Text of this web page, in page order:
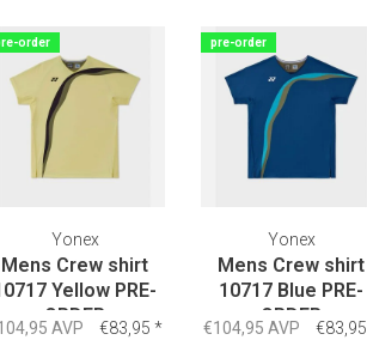
order
Yonex
Mens Crew shirt
Yellow PRE-
ORDER
AVP €83,95 *
pre-order
Yonex
Mens Crew shirt
10717 Blue PRE-
ORDER
€104,95 AVP €83,95